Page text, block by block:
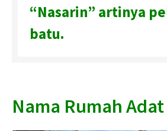
“Nasarin” artinya
batu.
Nama Rumah